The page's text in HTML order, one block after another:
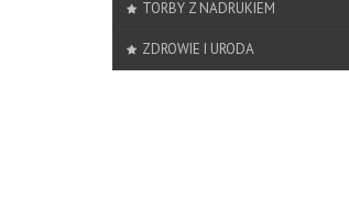
TORBY Z NADRUKIEM
ZDROWIE I URODA